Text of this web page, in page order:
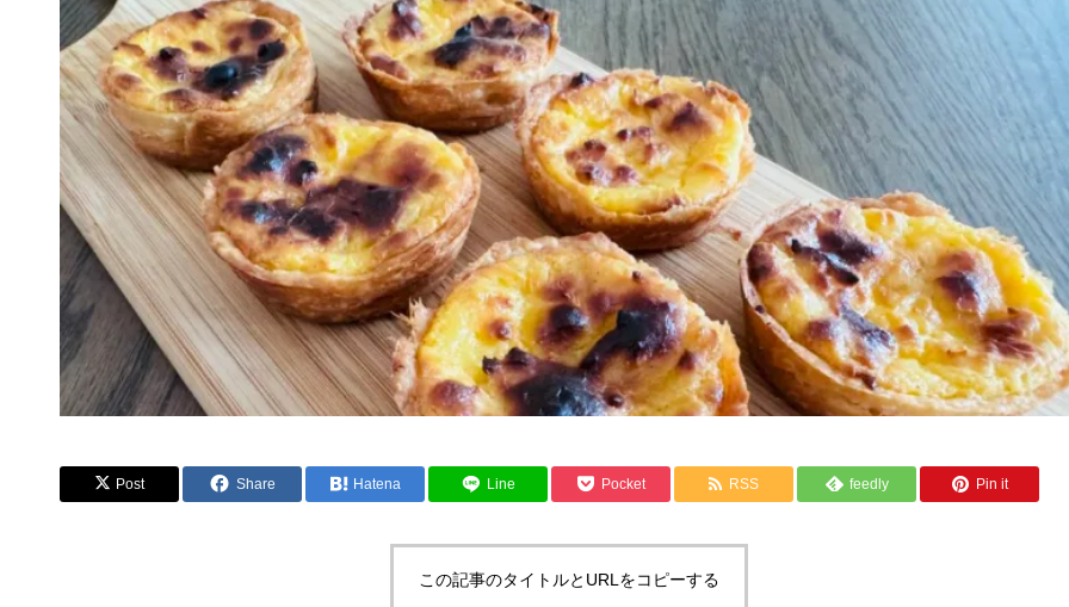
Post Share Hatena Line Pocket RSS feedly Pin it
この記事のタイトルとURLをコピーする